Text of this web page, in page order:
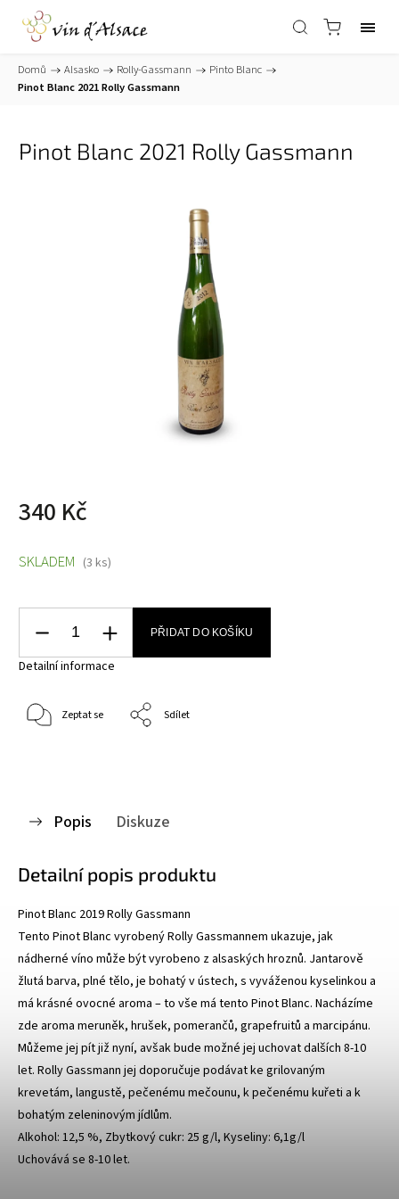
Domů / Alsasko / Rolly-Gassmann / Pinto Blanc /
Pinot Blanc 2021 Rolly Gassmann
Pinot Blanc 2021 Rolly Gassmann
340 Kč
SKLADEM (3 ks)
PŘIDAT DO KOŠÍKU
Detailní informace
Zeptat se Sdílet
Popis Diskuze
Detailní popis produktu
Pinot Blanc 2019 Rolly Gassmann
Tento Pinot Blanc vyrobený Rolly Gassmannem ukazuje, jak
nádherné víno může být vyrobeno z alsaských hroznů. Jantarově
žlutá barva, plné tělo, je bohatý v ústech, s vyváženou kyselinkou a
má krásné ovocné aroma – to vše má tento Pinot Blanc. Nacházíme
zde aroma meruněk, hrušek, pomerančů, grapefruitů a marcipánu.
Můžeme jej pít již nyní, avšak bude možné jej uchovat dalších 8-10
let. Rolly Gassmann jej doporučuje podávat ke grilovaným
krevetám, langustě, pečenému mečounu, k pečenému kuřeti a k
bohatým zeleninovým jídlům.
Alkohol: 12,5 %, Zbytkový cukr: 25 g/l, Kyseliny: 6,1g/l
Uchovává se 8-10 let.